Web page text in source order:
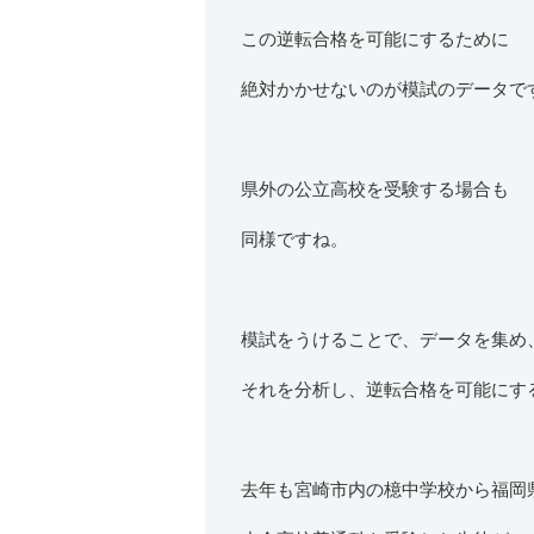
この逆転合格を可能にするために
絶対かかせないのが模試のデータで
県外の公立高校を受験する場合も
同様ですね。
模試をうけることで、データを集め、
それを分析し、逆転合格を可能にす
去年も宮崎市内の檍中学校から福岡